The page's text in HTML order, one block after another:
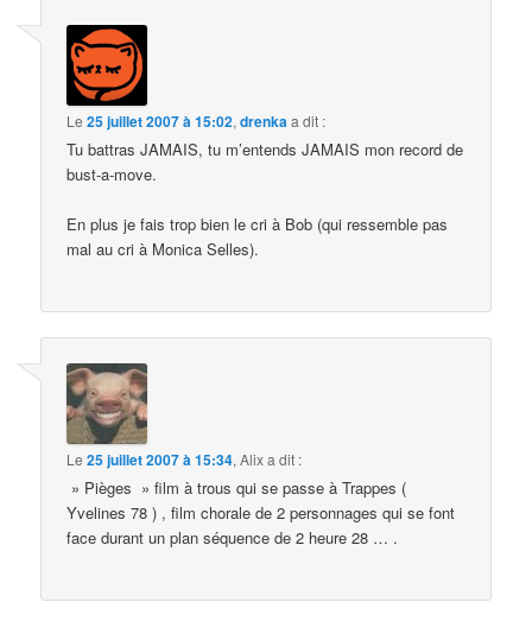
Le25 juillet 2007 à 15:02,drenka a dit :
Tu battras JAMAIS, tu m’entends JAMAIS mon record de
bust-a-move.
En plus je fais trop bien le cri à Bob (qui ressemble pas
mal au cri à Monica Selles).
Le25 juillet 2007 à 15:34,Alixa dit :
» Pièges » film à trous qui se passe à Trappes (
Yvelines 78 ) , film chorale de 2 personnages qui se font
face durant un plan séquence de 2 heure 28 … .